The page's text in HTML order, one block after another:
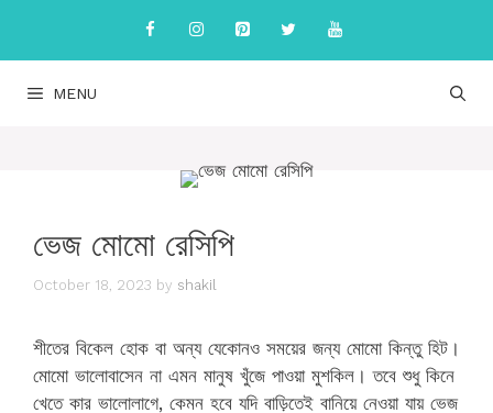
content
MENU
ভেজ মোমো রেসিপি
October 18, 2023 by shakil
শীতের বিকেল হোক বা অন্য যেকোনও সময়ের জন্য মোমো কিন্তু হিট।
মোমো ভালোবাসেন না এমন মানুষ খুঁজে পাওয়া মুশকিল। তবে শুধু কিনে
খেতে কার ভালোলাগে, কেমন হবে যদি বাড়িতেই বানিয়ে নেওয়া যায় ভেজ